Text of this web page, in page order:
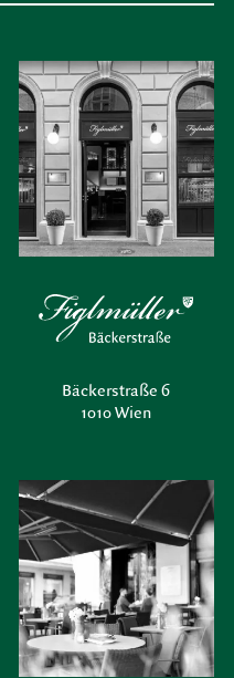
Bäckerstraße 6
1010 Wien